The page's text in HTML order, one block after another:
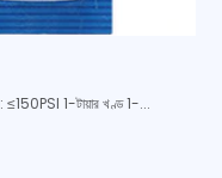
≤150PSI 1-টায়ার খণ্ড 1-...